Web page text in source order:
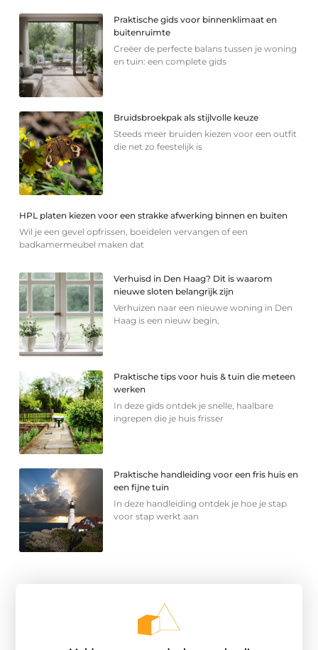
Praktische gids voor binnenklimaat en
buitenruimte
Creëer de perfecte balans tussen je woning
en tuin: een complete gids
Bruidsbroekpak als stijlvolle keuze
Steeds meer bruiden kiezen voor een outfit
die net zo feestelijk is
HPL platen kiezen voor een strakke afwerking binnen en buiten
Wil je een gevel opfrissen, boeidelen vervangen of een
badkamermeubel maken dat
Verhuisd in Den Haag? Dit is waarom
nieuwe sloten belangrijk zijn
Verhuizen naar een nieuwe woning in Den
Haag is een nieuw begin,
Praktische tips voor huis & tuin die meteen
werken
In deze gids ontdek je snelle, haalbare
ingrepen die je huis frisser
Praktische handleiding voor een fris huis en
een fijne tuin
In deze handleiding ontdek je hoe je stap
voor stap werkt aan